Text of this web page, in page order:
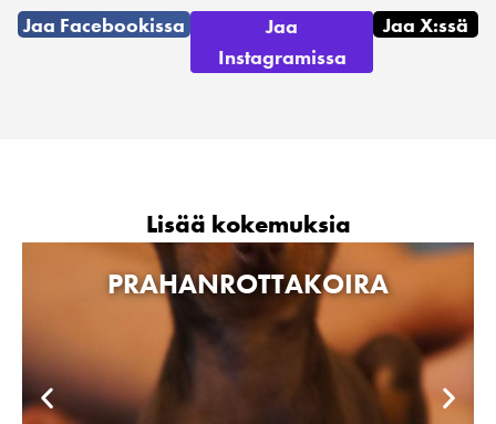
Jaa Facebookissa
Jaa
Instagramissa
Jaa X:ssä
Lisää kokemuksia
PRAHANROTTAKOIRA